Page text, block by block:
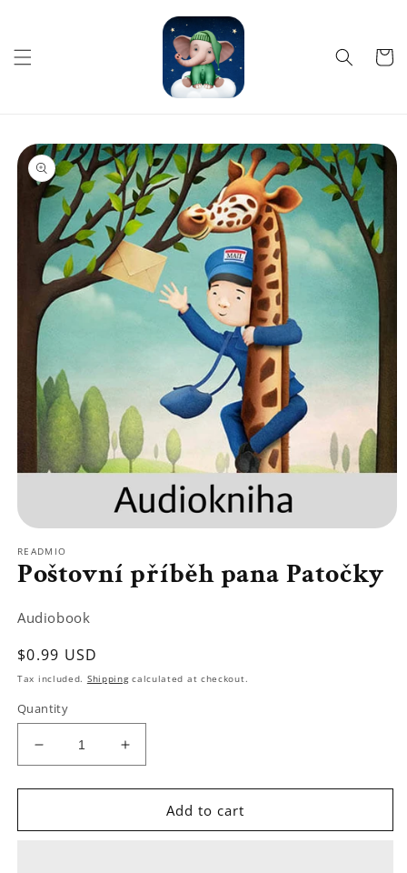
Cart
Skip to
product
information
media
1
in
READMIO
Poštovní příběh pana Patočky
Audiobook
Regular
price
$0.99 USD
Tax included. Shippingcalculated at checkout.
Quantity
Decrease
quantity
for
příběh
Increase
quantity
for
Poštovní
příběh
Add to cart